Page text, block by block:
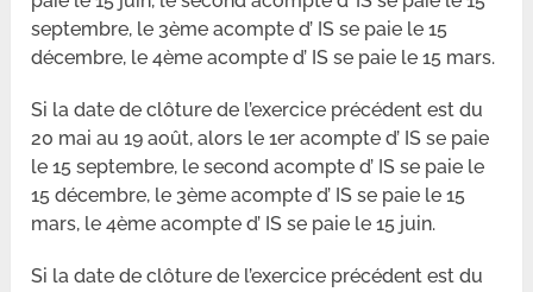
septembre, le 3ème acompte d’ IS se paie le 15
décembre, le 4ème acompte d’ IS se paie le 15 mars.
Si la date de clôture de l’exercice précédent est du
20 mai au 19 août, alors le 1er acompte d’ IS se paie
le 15 septembre, le second acompte d’ IS se paie le
15 décembre, le 3ème acompte d’ IS se paie le 15
mars, le 4ème acompte d’ IS se paie le 15 juin.
Si la date de clôture de l’exercice précédent est du